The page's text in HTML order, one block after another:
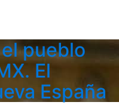
pueblo
El
España